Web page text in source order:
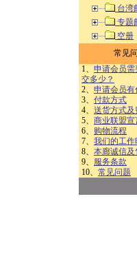
台湾
专题
空册
常见
1、 申请会员需
交多少？
2、 申请会员有
3、 付款方式
4、 送货方式及
5、 商业联盟宣
6、 购物流程
7、 我们的工作
8、 本廊诚信及
9、 服务条款
10、 常见问题